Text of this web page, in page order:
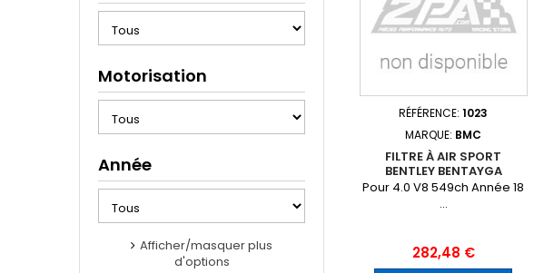
Motorisation
Année
Afficher/masquer plus
d'options
RÉFÉRENCE:1023
MARQUE: BMC
FILTRE À AIR SPORT
BENTLEY BENTAYGA
Pour 4.0 V8 549ch Année 18
...
Prix
282,48 €